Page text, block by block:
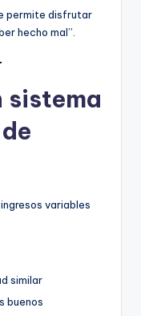
permite disfrutar
hecho mal”.
sistema
variables
similar
buenos